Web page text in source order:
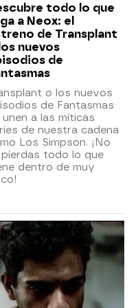
todo lo que
a Neox: el
de Transplant
nuevos
de
o los nuevos
de Fantasmas
unen a las míticas
de nuestra cadena
Los Simpson. ¡No
todo lo que
dentro de muy